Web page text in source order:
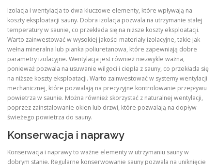
Izolacja i wentylacja to dwa kluczowe elementy, które wpływają na
koszty eksploatacji sauny. Dobra izolacja pozwala na utrzymanie stałej
temperatury w saunie, co przekłada się na niższe koszty eksploatacji.
Warto zainwestować w wysokiej jakości materiały izolacyjne, takie jak
wełna mineralna lub pianka poliuretanowa, które zapewniają dobre
parametry izolacyjne. Wentylacja jest również niezwykle ważna,
ponieważ pozwala na usuwanie wilgoci i ciepła z sauny, co przekłada się
na niższe koszty eksploatacji. Warto zainwestować w systemy wentylacji
mechanicznej, które pozwalają na precyzyjne kontrolowanie przepływu
powietrza w saunie. Można również skorzystać z naturalnej wentylacji,
poprzez zainstalowanie okien lub drzwi, które pozwalają na dopływ
świeżego powietrza do sauny.
Konserwacja i naprawy
Konserwacja i naprawy to ważne elementy w utrzymaniu sauny w
dobrym stanie. Regularne konserwowanie sauny pozwala na uniknięcie